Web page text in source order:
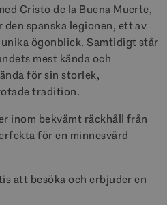
Cristo de la Buena Muerte,
den spanska legionen, ett av
ögonblick. Samtidigt står
mest kända och
för sin storlek,
tradition.
inom bekvämt räckhåll från
för en minnesvärd
att besöka och erbjuder en